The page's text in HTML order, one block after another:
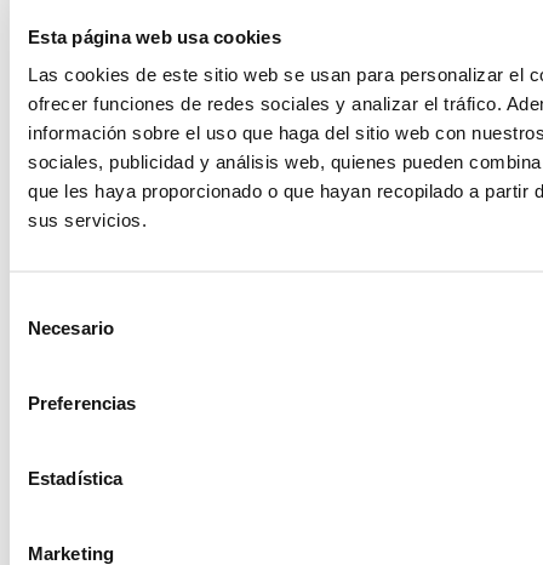
Esta página web usa cookies
Las cookies de este sitio web se usan para personalizar el
ofrecer funciones de redes sociales y analizar el tráfico.
información sobre el uso que haga del sitio web con
sociales, publicidad y análisis web, quienes pueden
que les haya proporcionado o que hayan recopilado a partir
sus servicios.
Necesario
Preferencias
Estadística
Marketing
organización de eventos deportivos[/caption]
¿Cuáles son los artículos de alquiler
Al final el
vacío. Un material que se ajusta a las necesidades y